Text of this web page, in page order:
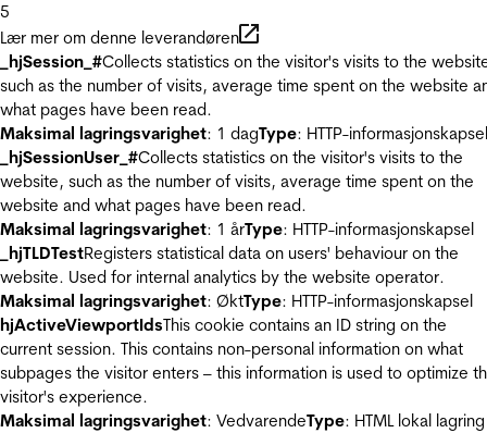
5
Lær mer om denne leverandøren
_hjSession_#Collects statistics on the visitor's visits to the
such as the number of visits, average time spent on the website
what pages have been read.
Maksimal lagringsvarighet: 1 dagType: HTTP-informasjonskapsel
_hjSessionUser_#Collects statistics on the visitor's visits to the
website, such as the number of visits, average time spent on the
website and what pages have been read.
Maksimal lagringsvarighet: 1 årType: HTTP-informasjonskapsel
_hjTLDTestRegisters statistical data on users' behaviour on the
website. Used for internal analytics by the website operator.
Maksimal lagringsvarighet: ØktType: HTTP-informasjonskapsel
hjActiveViewportIdsThis cookie contains an ID string on the
current session. This contains non-personal information on what
subpages the visitor enters – this information is used to optimize
visitor's experience.
Maksimal lagringsvarighet: VedvarendeType: HTML lokal lagring